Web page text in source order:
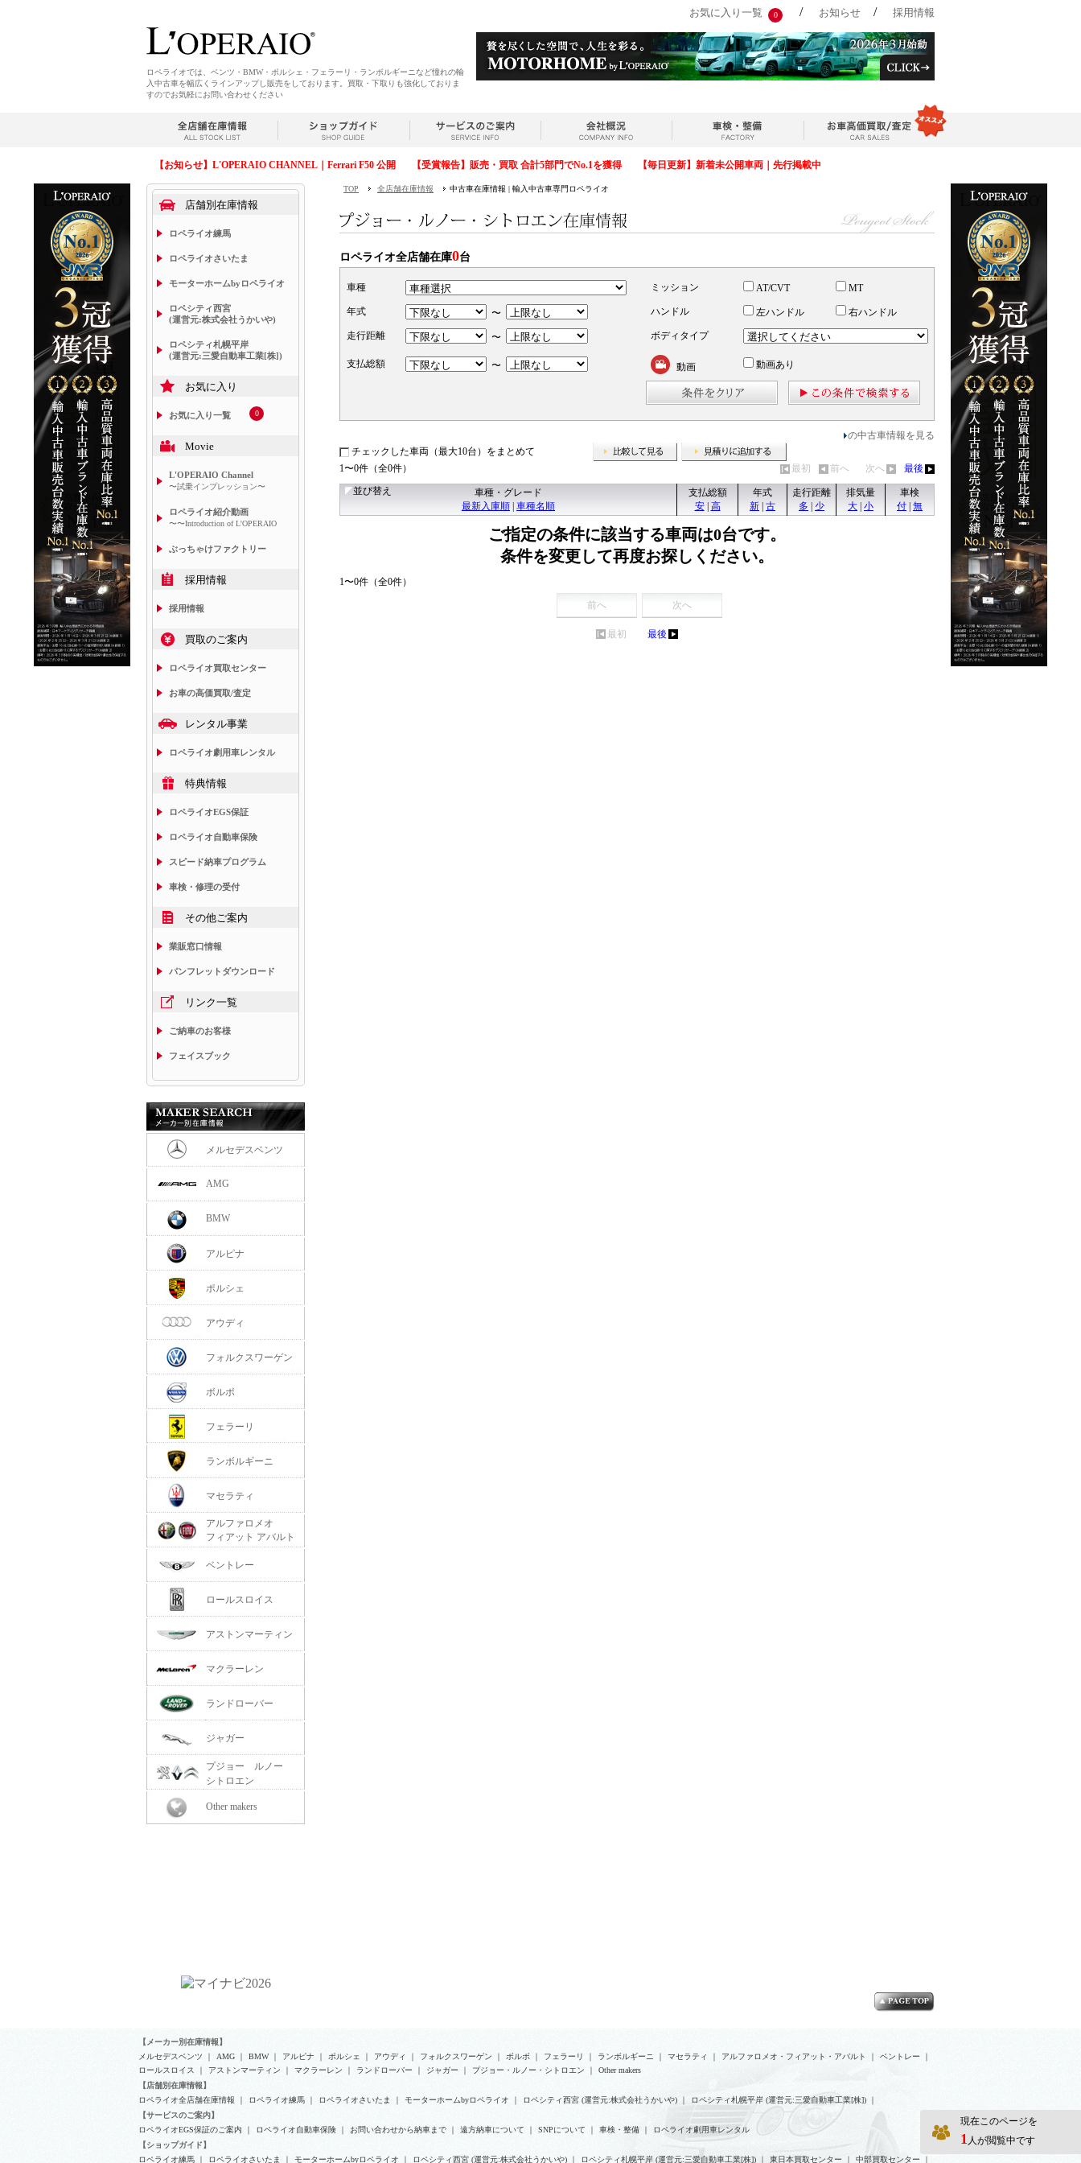
お気に入り一覧 0 / お知らせ / 採用情報
ロペライオでは、ベンツ・BMW・ポルシェ・フェラーリ・ランボルギーニなど憧れの輸
入中古車を幅広くラインアップし販売をしております。買取・下取りも強化しておりま
すのでお気軽にお問い合わせください
【お知らせ】L'OPERAIO CHANNEL｜Ferrari F50 公開 【受賞報告】販売・買取 合計5部門でNo.1を獲得 【毎日更新】新着未公開車両｜先行掲載中
TOP 全店舗在庫情報 中古車在庫情報 | 輸入中古車専門ロペライオ
ロペライオ全店舗在庫0台
車種 ミッション AT/CVT MT
年式 〜 ハンドル 左ハンドル 右ハンドル
走行距離 〜 ボディタイプ
支払総額 〜 動画 動画あり
の中古車情報を見る
チェックした車両（最大10台）をまとめて
比較して見る
1〜0件（全0件） 最初 前へ 次へ
最後
並び替え
車種・グレード
最新入庫順 車種名順
支払総額
安| 高
年式
新 古
走行距離
多
少
排気量
大 小
車検
付 無
ご指定の条件に該当する車両は0台です。
条件を変更して再度お探しください。
1〜0件（全0件）
前へ 次へ
最初 最後
現在このページを
1 人が閲覧中です
店舗別在庫情報
ロペライオ練馬
ロペライオさいたま
モーターホームbyロペライオ
ロペシティ西宮
(運営元:株式会社うかいや)
ロペシティ札幌平岸
(運営元:三愛自動車工業[株])
お気に入り
お気に入り一覧 0
Movie
L'OPERAIO Channel
〜試乗インプレッション〜
ロペライオ紹介動画
〜〜Introduction of L'OPERAIO
ぶっちゃけファクトリー
採用情報
採用情報
買取のご案内
ロペライオ買取センター
お車の高価買取/査定
レンタル事業
ロペライオ劇用車レンタル
特典情報
ロペライオEGS保証
ロペライオ自動車保険
スピード納車プログラム
車検・修理の受付
その他ご案内
業販窓口情報
パンフレットダウンロード
リンク一覧
ご納車のお客様
フェイスブック
メルセデスベンツ
AMG
BMW
アルピナ
ポルシェ
アウディ
フォルクスワーゲン
ボルボ
フェラーリ
ランボルギーニ
マセラティ
アルファロメオ
フィアット アバルト
ベントレー
ロールスロイス
アストンマーティン
マクラーレン
ランドローバー
ジャガー
プジョー ルノー
シトロエン
Other makers
【メーカー別在庫情報】
メルセデスベンツ ｜ AMG ｜ BMW｜ アルピナ ｜ ポルシェ ｜ アウディ ｜ フォルクスワーゲン ｜ ボルボ ｜ フェラーリ ｜ ランボルギーニ ｜ マセラティ ｜ アルファロメオ・フィアット・アバルト ｜ ベントレー ｜
ロールスロイス
｜ アストンマーティン ｜ マクラーレン ｜ ランドローバー ｜ ジャガー ｜ プジョー・ルノー・シトロエン ｜
Other makers
【店舗別在庫情報】
ロペライオ全店舗在庫情報 ｜ ロペライオ練馬 ｜ ロペライオさいたま ｜ モーターホームbyロペライオ ｜ ロペシティ西宮 (運営元:株式会社うかいや) ｜ ロペシティ札幌平岸 (運営元:三愛自動車工業[株]) ｜
【サービスのご案内】
ロペライオEGS保証のご案内 ｜ ロペライオ自動車保険 ｜ お問い合わせから納車まで ｜ 遠方納車について ｜ SNPについて ｜ 車検・整備 ｜
ロペライオ劇用車レンタル
【ショップガイド】
ロペライオ練馬 ｜ ロペライオさいたま ｜ モーターホームbyロペライオ ｜ ロペシティ西宮 (運営元:株式会社うかいや) ｜ ロペシティ札幌平岸 (運営元:三愛自動車工業[株]) ｜ 東日本買取センター ｜ 中部買取センター ｜